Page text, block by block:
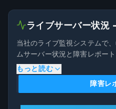
ライブサーバー状
当社のライブ監視システムで
ムサーバー状況と障害レポー
な検出アルゴリズムは、過去
題、サーバー問題、サービス
在のGuardian Grids 2サーバー
もっと読む
障害レ